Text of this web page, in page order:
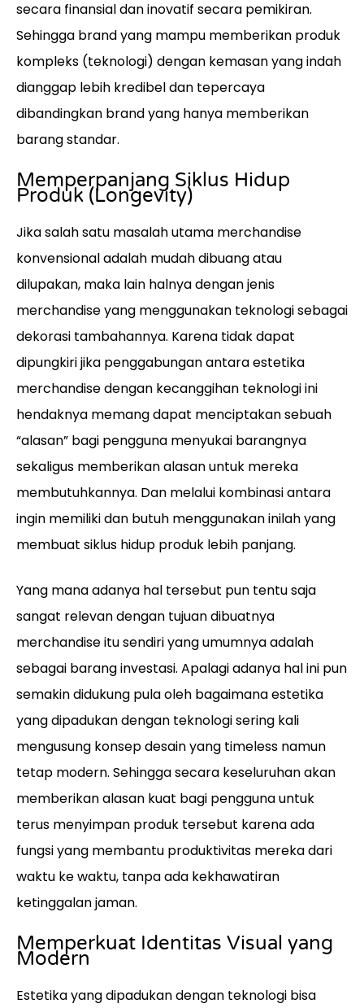
secara finansial dan inovatif secara pemikiran.
Sehingga brand yang mampu memberikan produk
kompleks (teknologi) dengan kemasan yang indah
dianggap lebih kredibel dan tepercaya
dibandingkan brand yang hanya memberikan
barang standar.
Memperpanjang Siklus Hidup
Produk (Longevity)
Jika salah satu masalah utama merchandise
konvensional adalah mudah dibuang atau
dilupakan, maka lain halnya dengan jenis
merchandise yang menggunakan teknologi sebagai
dekorasi tambahannya. Karena tidak dapat
dipungkiri jika penggabungan antara estetika
merchandise dengan kecanggihan teknologi ini
hendaknya memang dapat menciptakan sebuah
“alasan” bagi pengguna menyukai barangnya
sekaligus memberikan alasan untuk mereka
membutuhkannya. Dan melalui kombinasi antara
ingin memiliki dan butuh menggunakan inilah yang
membuat siklus hidup produk lebih panjang.
Yang mana adanya hal tersebut pun tentu saja
sangat relevan dengan tujuan dibuatnya
merchandise itu sendiri yang umumnya adalah
sebagai barang investasi. Apalagi adanya hal ini pun
semakin didukung pula oleh bagaimana estetika
yang dipadukan dengan teknologi sering kali
mengusung konsep desain yang timeless namun
tetap modern. Sehingga secara keseluruhan akan
memberikan alasan kuat bagi pengguna untuk
terus menyimpan produk tersebut karena ada
fungsi yang membantu produktivitas mereka dari
waktu ke waktu, tanpa ada kekhawatiran
ketinggalan jaman.
Memperkuat Identitas Visual yang
Modern
Estetika yang dipadukan dengan teknologi bisa